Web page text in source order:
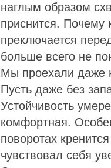
наглым образом
приснится. Почему
преключается
больше всего не
Мы проехали даже
Пусть даже без
Устойчивость
комфортная.
поворотах
чувствовал себя